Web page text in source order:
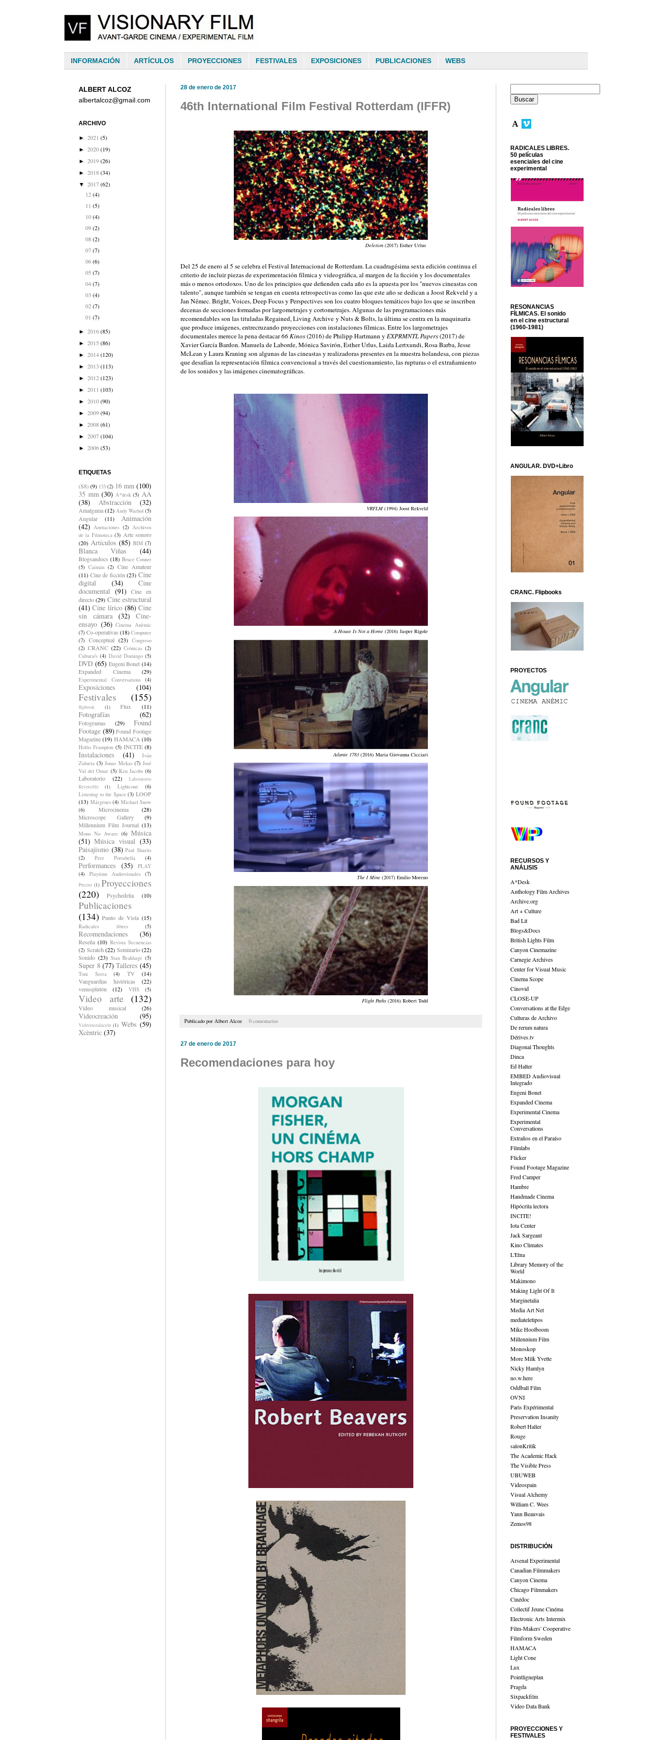
INFORMACIÓN ARTÍCULOS PROYECCIONES FESTIVALES EXPOSICIONES PUBLICACIONES WEBS
28 de enero de 2017
46th International Film Festival Rotterdam (IFFR)
Deletion (2017) Esther Urlus
Del 25 de enero al 5 se celebra el Festival Internacional de Rotterdam. La cuadragésima sexta edición continua el
criterio de incluir piezas de experimentación fílmica y videográfica, al margen de la ficción y los documentales
más o menos ortodoxos. Uno de los principios que defienden cada año es la apuesta por los "nuevos cineastas con
talento", aunque también se tengan en cuenta retrospectivas como las que este año se dedican a Joost Rekveld y a
Jan Nêmec. Bright, Voices, Deep Focus y Perspectives son los cuatro bloques temáticos bajo los que se inscriben
decenas de secciones formadas por largometrajes y cortometrajes. Algunas de las programaciones más
recomendables son las tituladas Regained, Living Archive y Nuts & Bolts, la última se centra en la maquinaria
que produce imágenes, entrecruzando proyecciones con instalaciones fílmicas. Entre los largometrajes
documentales merece la pena destacar66 Kinos(2016) de Philipp Hartmann y EXPRMNTL Papers(2017) de
Xavier García Bardon. Manuela de Laborde, Mónica Savirón, Esther Urlus, Laida Lertxundi, Rosa Barba, Jesse
McLean y Laura Kraning son algunas de las cineastas y realizadoras presentes en la muestra holandesa, con piezas
que desafían la representación fílmica convencional a través del cuestionamiento, las rupturas o el extrañamiento
de los sonidos y las imágenes cinematográficas.
VRFLM (1994) Joost Rekveld
A House Is Not a Home (2016) Jasper Rigole
Atlante 1783 (2016) Maria Giovanna Cicciari
The I Mine (2017) Emilio Moreno
Flight Paths (2016) Robert Todd
Publicado por Albert Alcoz 0 comentarios
27 de enero de 2017
Recomendaciones para hoy
ALBERT ALCOZ
albertalcoz@gmail.com
ARCHIVO
► 2021 (5)
► 2020(19)
► 2019(26)
► 2018(34)
▼ 2017(62)
12 (4)
11 (5)
10 (4)
09 (2)
08 (2)
07 (7)
06 (6)
05 (7)
04 (7)
03 (4)
02 (7)
01 (7)
► 2016(85)
► 2015 (86)
► 2014(120)
► 2013 (113)
► 2012(123)
► 2011 (103)
► 2010(90)
► 2009(94)
► 2008(61)
► 2007(104)
► 2006(53)
ETIQUETAS
(S8)(9) 133 (2) 16 mm (100)
35 mm (30) A*desk (5) AA
(38)
Abstracción (32)
Amalgama(12) Andy Warhol (5)
Angular (11)
Animación
(42)
Anotaciones (2)
Archivos
de la Filmoteca (3) Arte sonoro
(20) Artículos (85) BIM (7)
Blanca Viñas (44)
Blogsandocs (18) Bruce Conner
(5) Caimán (2) Cine Amateur
(11) Cine de ficción (23) Cine
digital
(34)
Cine
documental (91)
Cine en
directo (29) Cine estructural
(41) Cine lírico (86) Cine
sin cámara
(32)
Cine-
ensayo (36) Cinema Anèmic
(7) Co-operativas (18) Computer
(7)
Conceptual (23) Congreso
(2) CRANC (22) Crónicas (2)
Cultura/s (4) David Domingo (5)
DVD (65) Eugeni Bonet (14)
Expanded Cinema
(29)
Experimental Conversations (4)
Exposiciones (104)
Festivales (155)
flipbook (1) Flux (11)
Fotografías (62)
Fotogramas (29)
Found
Footage (89) Found Footage
Magazine (19) HAMACA (10)
Hollis Frampton (5) INCITE (8)
Instalaciones (41)
Iván
Zulueta (3) Jonas Mekas (7) José
Val del Omar (5) Ken Jacobs (6)
Laboratorio (22)
Laboratorio
Reversible
(1) Lightcone
(6)
Listening to the Space (3) LOOP
(13) Márgenes (4) Michael Snow
(6)
Microcinema
(28)
Microscope Gallery
(9)
Millennium Film Journal (13)
Mono No Aware (6) Música
(51) Música visual (33)
Paisajismo (38) Paul Sharits
(2)
Pere Portabella (4)
Performances (35)
PLAY
(4)
Playtime Audiovisuales (7)
Precine (1) Proyecciones
(220)
Psychedelia (10)
Publicaciones
(134) Punto de Vista (15)
Radicales libres (5)
Recomendaciones (36)
Reseña (10) Revista Secuencias
(2) Scratch (22) Seminario (22)
Sonido (23) Stan Brakhage (5)
Super 8 (77) Talleres (45)
Toni Serra (4) TV
(14)
Vanguardias históricas
(22)
venusplutón
(12) VHS (5)
Video arte (132)
Vídeo musical (26)
Videocreación (95)
Videoinstalación (1) Webs (59)
Xcèntric (37)
RADICALES LIBRES.
50 películas
esenciales del cine
experimental
RESONANCIAS
FÍLMICAS. El sonido
en el cine estructural
(1960-1981)
ANGULAR. DVD+Libro
CRANC. Flipbooks
PROYECTOS
RECURSOS Y
ANÁLISIS
A*Desk
Anthology Film Archives
Archive.org
Art + Culture
Bad Lit
Blogs&Docs
British Lights Film
Canyon Cinemazine
Carnegie Archives
Center for Visual Music
Cinema Scope
Cinovid
CLOSE-UP
Conversations at the Edge
Culturas de Archivo
De rerum natura
Dérives.tv
Diagonal Thoughts
Dinca
Ed Halter
EMBED Audiovisual
Integrado
Eugeni Bonet
Expanded Cinema
Experimental Cinema
Experimental
Conversations
Extraños en el Paraíso
Filmlabs
Flicker
Found Footage Magazine
Fred Camper
Hambre
Handmade Cinema
Hipócrita lectora
INCITE!
Iota Center
Jack Sargeant
Kino Climates
L'Etna
Library Memory of the
World
Makimono
Making Light Of It
Marginetalia
Media Art Net
mediateletipos
Mike Hoolboom
Millennium Film
Monoskop
More Milk Yvette
Nicky Hamlyn
no.w.here
Oddball Film
OVNI
Paris Expérimental
Preservation Insanity
Robert Haller
Rouge
salonKritik
The Academic Hack
The Visible Press
UBUWEB
Videospain
Visual Alchemy
William C. Wees
Yann Beauvais
Zemos98
DISTRIBUCIÓN
Arsenal Experimental
Canadian Filmmakers
Canyon Cinema
Chicago Filmmakers
Cinédoc
Collectif Jeune Cinéma
Electronic Arts Intermix
Film-Makers' Cooperative
Filmform Sweden
HAMACA
Light Cone
Lux
Pointligneplan
Pragda
Sixpackfilm
Video Data Bank
PROYECCIONES Y
FESTIVALES